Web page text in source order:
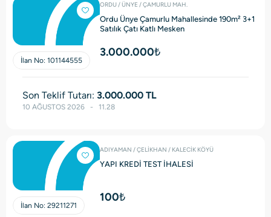
İlan No: 101144555
ORDU / ÜNYE / ÇAMURLU MAH.
Ordu Ünye Çamurlu Mahallesinde 190m² 3+1
Satılık Çatı Katlı Mesken
3.000.000₺
Son Teklif Tutarı: 3.000.000 TL
10 AĞUSTOS 2026   -   11.28
İlan No: 29211271
ADIYAMAN / ÇELİKHAN / KALECİK KÖYÜ
YAPI KREDİ TEST İHALESİ
100₺